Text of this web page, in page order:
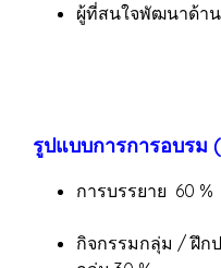
ผู้ที่สนใจพัฒนาด้า
รูปแบบการการอบรม
การบรรยาย 60 %
กิจกรรมกลุ่ม / ฝึก